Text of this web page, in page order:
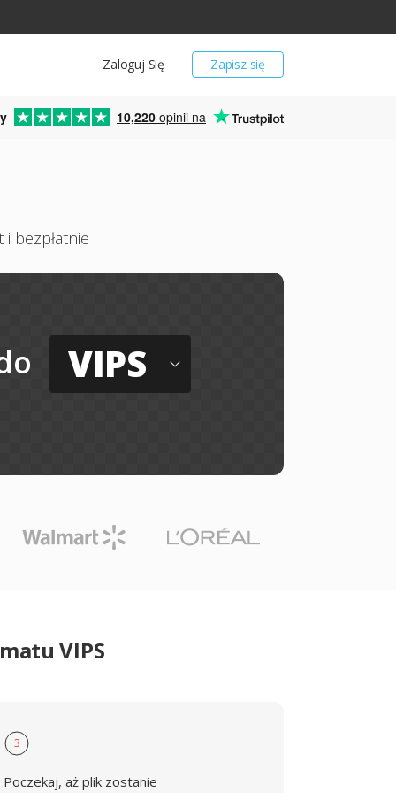
Zapisz się
Zaloguj Się
10,220 opinii na
bezpłatnie
VIPS
VIPS
3
Poczekaj, aż plik zostanie